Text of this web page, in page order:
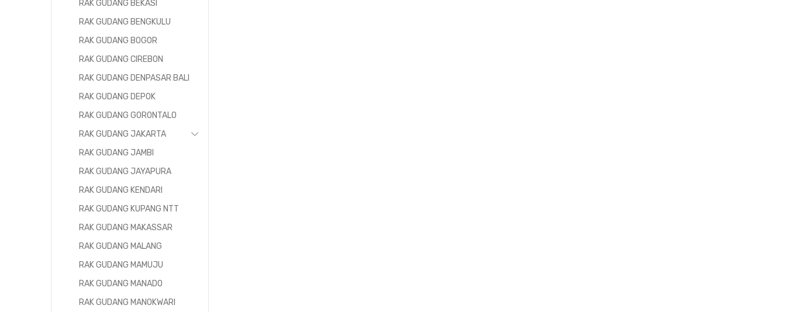
RAK GUDANG BEKASI
RAK GUDANG BENGKULU
RAK GUDANG BOGOR
RAK GUDANG CIREBON
RAK GUDANG DENPASAR BALI
RAK GUDANG DEPOK
RAK GUDANG GORONTALO
RAK GUDANG JAKARTA
RAK GUDANG JAMBI
RAK GUDANG JAYAPURA
RAK GUDANG KENDARI
RAK GUDANG KUPANG NTT
RAK GUDANG MAKASSAR
RAK GUDANG MALANG
RAK GUDANG MAMUJU
RAK GUDANG MANADO
RAK GUDANG MANOKWARI